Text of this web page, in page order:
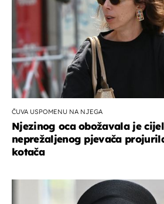
ČUVA USPOMENU NA NJEGA
Njezinog oca obožavala je
neprežaljenog pjevača
kotača